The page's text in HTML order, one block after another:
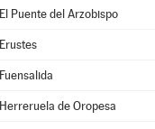
El Puente del Arzobispo
Erustes
Fuensalida
Herreruela de Oropesa